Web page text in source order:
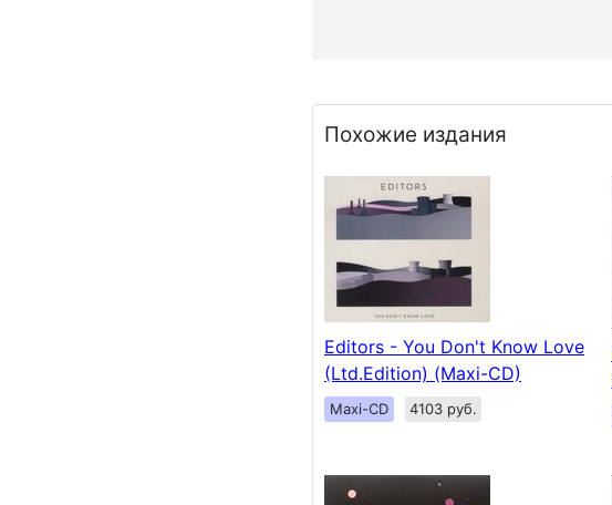
Похожие издания
Editors - You Don't Know Love
(Ltd.Edition) (Maxi-CD)
Maxi-CD 4103 руб.